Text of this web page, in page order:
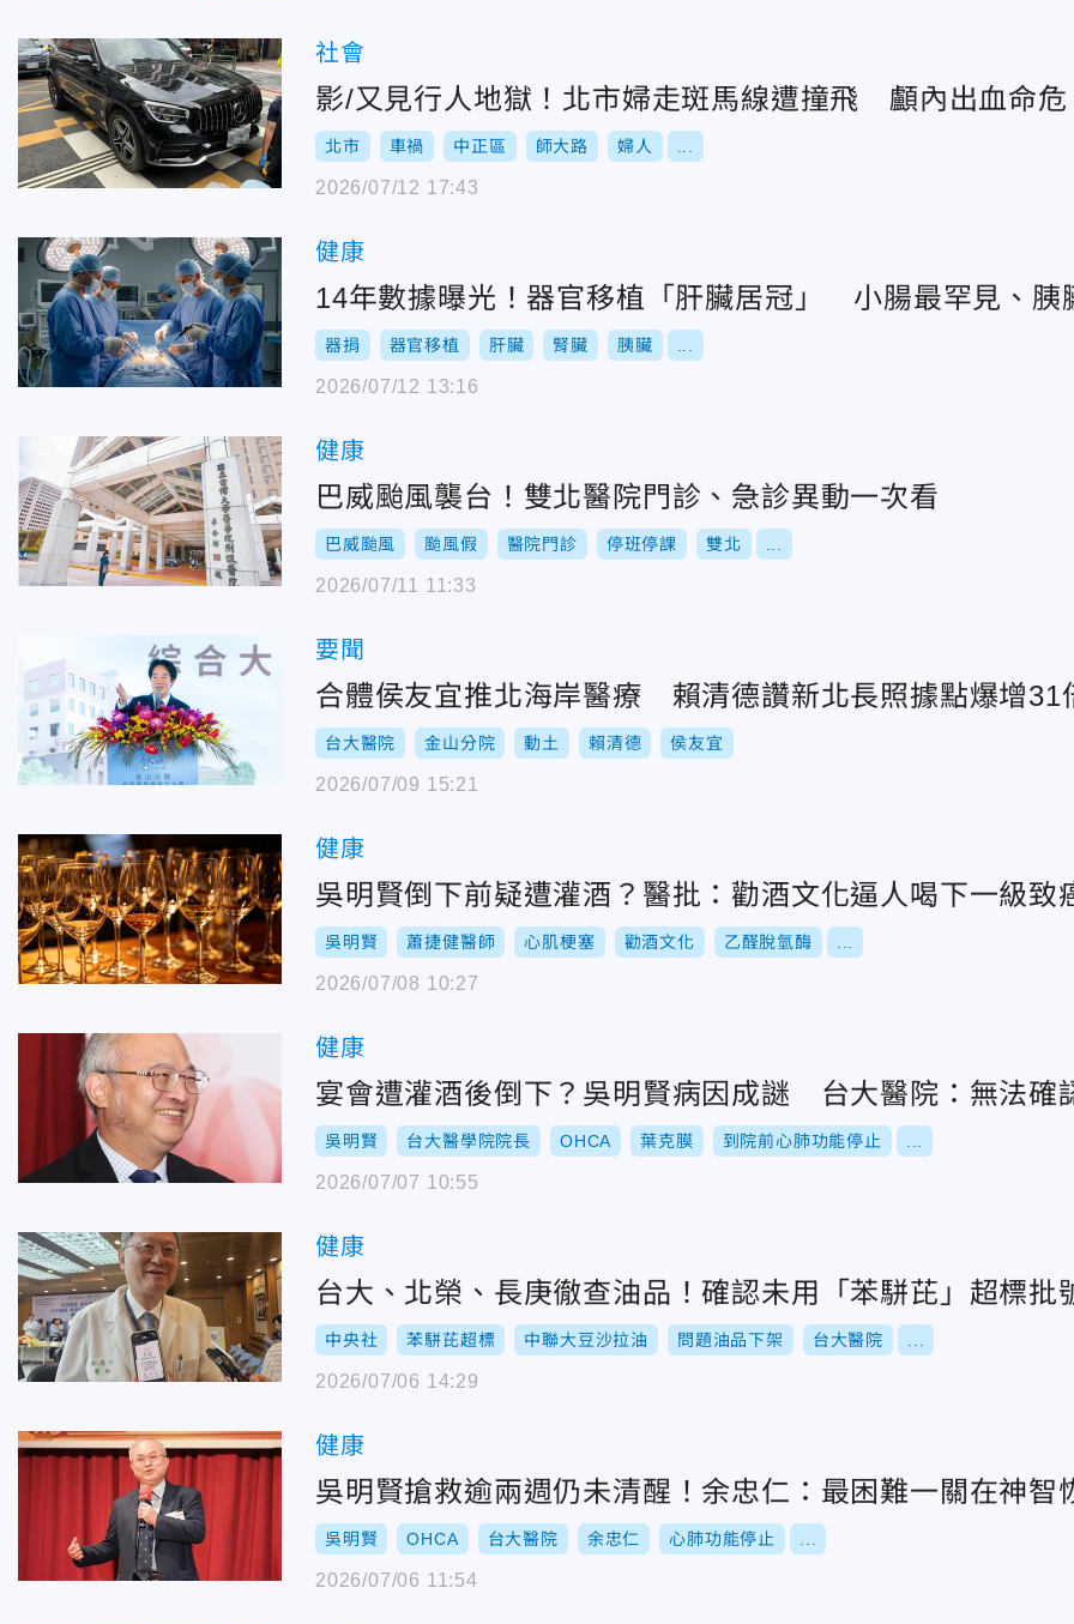
社會
影/又見行人地獄！北市婦走斑馬線遭撞飛 顱內出血命危
北市 車禍 中正區 師大路 婦人
2026/07/12 17:43
健康
14年數據曝光！器官移植「肝臟居冠」 小腸最罕見、胰
器捐 器官移植 肝臟 腎臟 胰臟
2026/07/12 13:16
健康
巴威颱風襲台！雙北醫院門診、急診異動一次看
巴威颱風 颱風假 醫院門診 停班停課 雙北
2026/07/11 11:33
要聞
合體侯友宜推北海岸醫療 賴清德讚新北長照據點爆增31
台大醫院 金山分院 動土 賴清德 侯友宜
2026/07/09 15:21
健康
吳明賢倒下前疑遭灌酒？醫批：勸酒文化逼人喝下一級致
吳明賢 蕭捷健醫師 心肌梗塞 勸酒文化 乙醛脫氫酶
2026/07/08 10:27
健康
宴會遭灌酒後倒下？吳明賢病因成謎 台大醫院：無法確
吳明賢 台大醫學院院長 OHCA 葉克膜 到院前心肺功能停止
2026/07/07 10:55
健康
台大、北榮、長庚徹查油品！確認未用「苯駢芘」超標批
中央社 苯駢芘超標 中聯大豆沙拉油 問題油品下架 台大醫院
2026/07/06 14:29
健康
吳明賢搶救逾兩週仍未清醒！余忠仁：最困難一關在神智
吳明賢 OHCA 台大醫院 余忠仁 心肺功能停止
2026/07/06 11:54